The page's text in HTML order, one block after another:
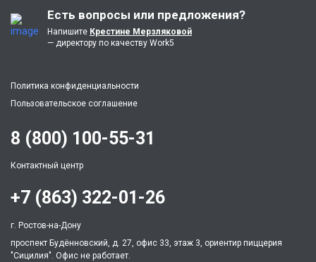
Безопасность жизнедеятельности
Безработица
Беспроводные сети
БЖД (ОБЖ)
Библиотековедение
Бизнес-план
Бизнес-планирование
Биогеография
Есть вопросы или предложения?
Напишите Крестине Мерзляковой
— директору по качеству Work5
Политика конфиденциальности
Пользовательское соглашение
8 (800) 100-55-31
Контактный центр
+7 (863) 322-01-26
г. Ростов-на-Дону
проспект Будённовский, д. 27, офис 33, этаж 3, ориентир пиццерия
"Сицилия". Офис не работает.